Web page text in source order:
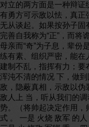
对立的两方面是一种辩证
有勇方可示敌以怯，真正
无从谈起。如果按孙子固
完善自我称为“正”，而将
母亲而“奇”为子息，辈份
练有素、组织严密，能在
建制不乱，指挥有力；要
浑沌不清的情况 下，做
敌，隐蔽真相，示敌以伪
敌人上 当，听从我们的
势。（将帅起决定作用，
式 。 一是 火烧 敌军 的